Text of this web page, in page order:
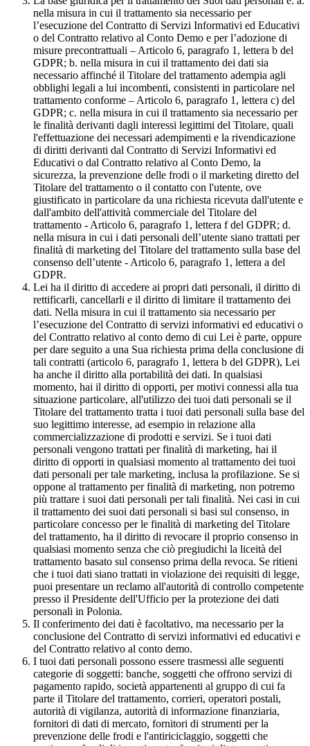
nella misura in cui il trattamento sia necessario per
l’esecuzione del Contratto di Servizi Informativi ed Educativi
o del Contratto relativo al Conto Demo e per l’adozione di
misure precontrattuali – Articolo 6, paragrafo 1, lettera b del
GDPR; b. nella misura in cui il trattamento dei dati sia
necessario affinché il Titolare del trattamento adempia agli
obblighi legali a lui incombenti, consistenti in particolare nel
trattamento conforme – Articolo 6, paragrafo 1, lettera c) del
GDPR; c. nella misura in cui il trattamento sia necessario per
le finalità derivanti dagli interessi legittimi del Titolare, quali
l'effettuazione dei necessari adempimenti e la rivendicazione
di diritti derivanti dal Contratto di Servizi Informativi ed
Educativi o dal Contratto relativo al Conto Demo, la
sicurezza, la prevenzione delle frodi o il marketing diretto del
Titolare del trattamento o il contatto con l'utente, ove
giustificato in particolare da una richiesta ricevuta dall'utente e
dall'ambito dell'attività commerciale del Titolare del
trattamento - Articolo 6, paragrafo 1, lettera f del GDPR; d.
nella misura in cui i dati personali dell’utente siano trattati per
finalità di marketing del Titolare del trattamento sulla base del
consenso dell’utente - Articolo 6, paragrafo 1, lettera a del
GDPR.
Lei ha il diritto di accedere ai propri dati personali, il diritto di
rettificarli, cancellarli e il diritto di limitare il trattamento dei
dati. Nella misura in cui il trattamento sia necessario per
l’esecuzione del Contratto di servizi informativi ed educativi o
del Contratto relativo al conto demo di cui Lei è parte, oppure
per dare seguito a una Sua richiesta prima della conclusione di
tali contratti (articolo 6, paragrafo 1, lettera b del GDPR), Lei
ha anche il diritto alla portabilità dei dati. In qualsiasi
momento, hai il diritto di opporti, per motivi connessi alla tua
situazione particolare, all'utilizzo dei tuoi dati personali se il
Titolare del trattamento tratta i tuoi dati personali sulla base del
suo legittimo interesse, ad esempio in relazione alla
commercializzazione di prodotti e servizi. Se i tuoi dati
personali vengono trattati per finalità di marketing, hai il
diritto di opporti in qualsiasi momento al trattamento dei tuoi
dati personali per tale marketing, inclusa la profilazione. Se si
oppone al trattamento per finalità di marketing, non potremo
più trattare i suoi dati personali per tali finalità. Nei casi in cui
il trattamento dei suoi dati personali si basi sul consenso, in
particolare concesso per le finalità di marketing del Titolare
del trattamento, ha il diritto di revocare il proprio consenso in
qualsiasi momento senza che ciò pregiudichi la liceità del
trattamento basato sul consenso prima della revoca. Se ritieni
che i tuoi dati siano trattati in violazione dei requisiti di legge,
puoi presentare un reclamo all'autorità di controllo competente
presso il Presidente dell'Ufficio per la protezione dei dati
personali in Polonia.
Il conferimento dei dati è facoltativo, ma necessario per la
conclusione del Contratto di servizi informativi ed educativi e
del Contratto relativo al conto demo.
I tuoi dati personali possono essere trasmessi alle seguenti
categorie di soggetti: banche, soggetti che offrono servizi di
pagamento rapido, società appartenenti al gruppo di cui fa
parte il Titolare del trattamento, corrieri, operatori postali,
autorità di vigilanza, autorità di informazione finanziaria,
fornitori di dati di mercato, fornitori di strumenti per la
prevenzione delle frodi e l'antiriciclaggio, soggetti che